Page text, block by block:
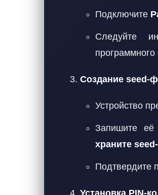
Подключите
Следуйте
программного
Создание seed-
Устройство
Запишите её
храните
Подтвердите
Установка PIN-